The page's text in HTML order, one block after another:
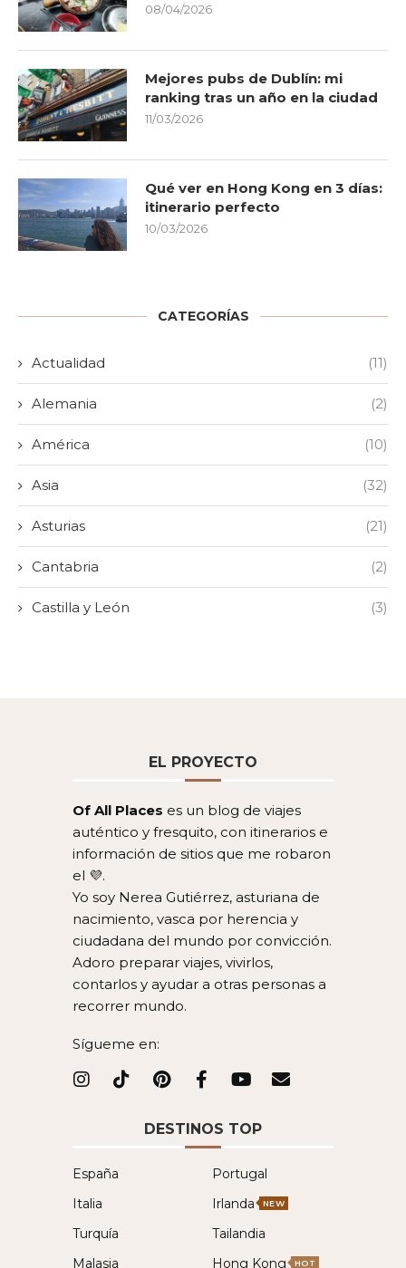
08/04/2026
Mejores pubs de Dublín: mi
ranking tras un año en la ciudad
11/03/2026
Qué ver en Hong Kong en 3 días:
itinerario perfecto
10/03/2026
CATEGORÍAS
Actualidad (11)
Alemania (2)
América (10)
Asia (32)
Asturias (21)
Cantabria (2)
Castilla y León (3)
EL PROYECTO
Of All Places es un blog de viajes
auténtico y fresquito, con itinerarios e
información de sitios que me robaron
el 💜.
Yo soy Nerea Gutiérrez, asturiana de
nacimiento, vasca por herencia y
ciudadana del mundo por convicción.
Adoro preparar viajes, vivirlos,
contarlos y ayudar a otras personas a
recorrer mundo.
Sígueme en:
DESTINOS TOP
España
Portugal
Italia
Irlanda NEW
Turquía
Tailandia
Malasia
Hong Kong HOT